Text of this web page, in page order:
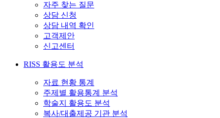
자주 찾는 질문
상담 신청
상담 내역 확인
고객제안
신고센터
RISS 활용도 분석
자료 현황 통계
주제별 활용통계 분석
학술지 활용도 분석
복사/대출제공 기관 분석